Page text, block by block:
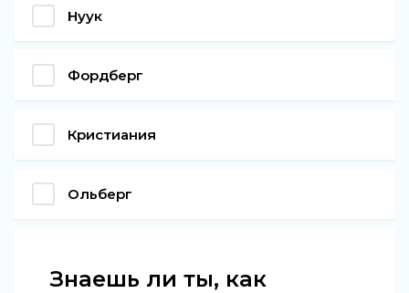
Нуук
Фордберг
Кристиания
Ольберг
Знаешь ли ты, как